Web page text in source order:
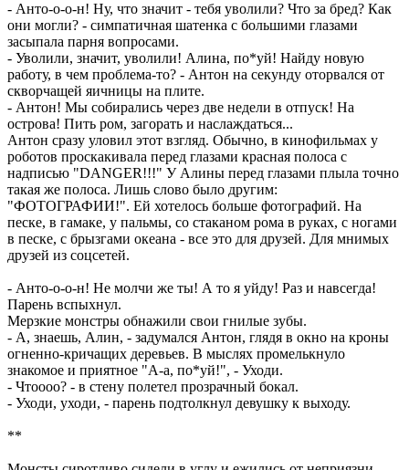
- Анто-о-о-н! Ну, что значит - тебя уволили? Что за бред? Как
они могли? - симпатичная шатенка с большими глазами
засыпала парня вопросами.
- Уволили, значит, уволили! Алина, по*уй! Найду новую
работу, в чем проблема-то? - Антон на секунду оторвался от
скворчащей яичницы на плите.
- Антон! Мы собирались через две недели в отпуск! На
острова! Пить ром, загорать и наслаждаться...
Антон сразу уловил этот взгляд. Обычно, в кинофильмах у
роботов проскакивала перед глазами красная полоса с
надписью "DANGER!!!" У Алины перед глазами плыла точно
такая же полоса. Лишь слово было другим:
"ФОТОГРАФИИ!". Ей хотелось больше фотографий. На
песке, в гамаке, у пальмы, со стаканом рома в руках, с ногами
в песке, с брызгами океана - все это для друзей. Для мнимых
друзей из соцсетей.
- Анто-о-о-н! Не молчи же ты! А то я уйду! Раз и навсегда!
Парень вспыхнул.
Мерзкие монстры обнажили свои гнилые зубы.
- А, знаешь, Алин, - задумался Антон, глядя в окно на кроны
огненно-кричащих деревьев. В мыслях промелькнуло
знакомое и приятное "А-а, по*уй!", - Уходи.
- Чтоооо? - в стену полетел прозрачный бокал.
- Уходи, уходи, - парень подтолкнул девушку к выходу.
**